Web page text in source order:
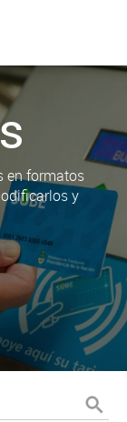
en formatos
y